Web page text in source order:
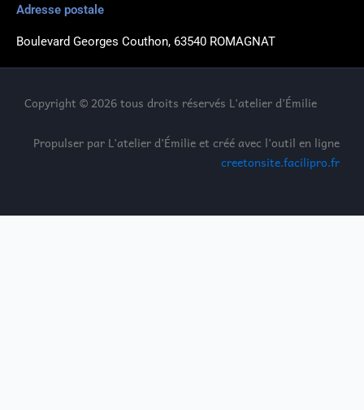
Adresse postale
Boulevard Georges Couthon, 63540 ROMAGNAT
Copyright © 2026 tous droits réservés L’atelier d’Émilie
Propulser par L’atelier d’Émilie et créé avec l’outil en ligne
creetonsite.facilipro.fr